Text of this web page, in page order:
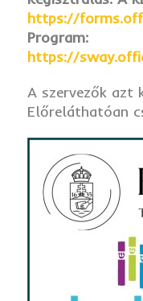
https://
Program:
https://
A szervezők azt
Előreláthatóan